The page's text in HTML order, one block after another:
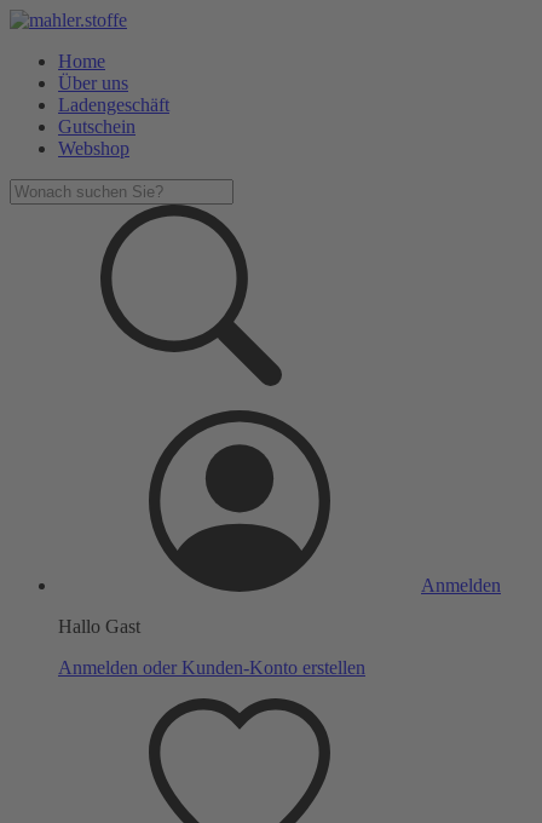
Home
Über uns
Ladengeschäft
Gutschein
Webshop
Anmelden
Hallo Gast
Anmelden oder Kunden-Konto erstellen